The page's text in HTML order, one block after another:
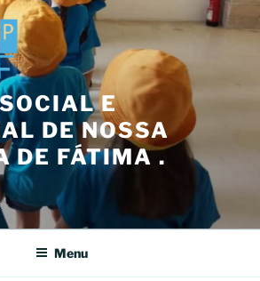
E
DE NOSSA
DE FÁTIMA .
Menu